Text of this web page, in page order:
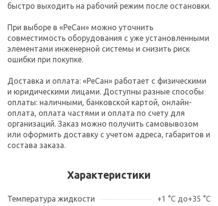
быстро выходить на рабочий режим после остановки.
При выборе в «РеСан» можно уточнить
совместимость оборудования с уже установленными
элементами инженерной системы и снизить риск
ошибки при покупке.
Доставка и оплата: «РеСан» работает с физическими
и юридическими лицами. Доступны разные способы
оплаты: наличными, банковской картой, онлайн-
оплата, оплата частями и оплата по счету для
организаций. Заказ можно получить самовывозом
или оформить доставку с учетом адреса, габаритов и
состава заказа.
Характеристики
Температура жидкости
+1 °C до+35 °С